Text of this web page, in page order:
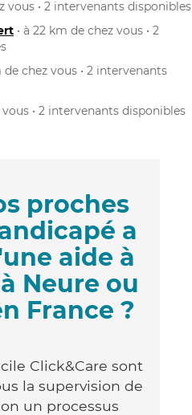
vous • 2 intervenants disponibles
• à 22 km de chez vous • 2
de chez vous • 2 intervenants
• 2 intervenants disponibles
proches
a
aide à
Neure ou
France ?
Click&Care sont
la supervision de
un processus